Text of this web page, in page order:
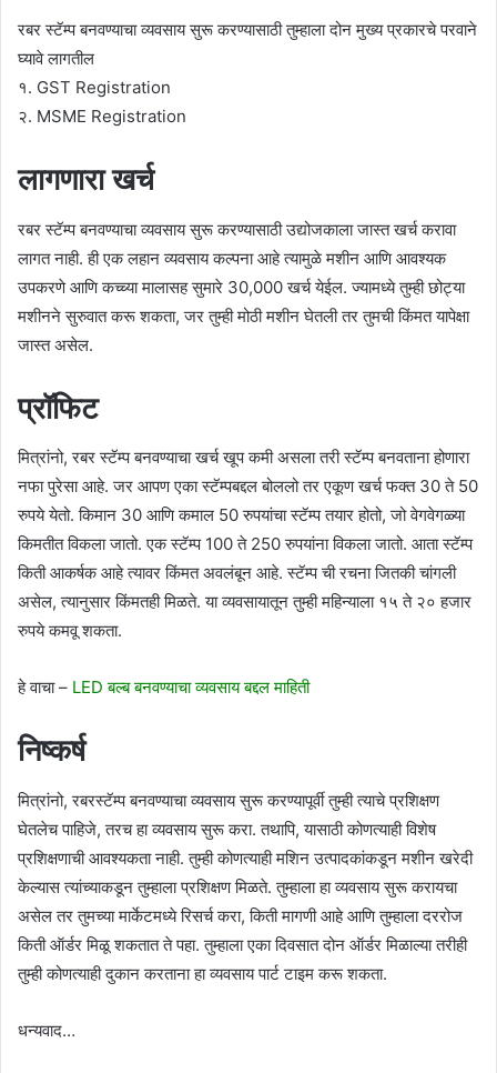
रबर स्टॅम्प बनवण्याचा व्यवसाय सुरू करण्यासाठी तुम्हाला दोन मुख्य प्रकारचे परवाने
घ्यावे लागतील
१. GST Registration
२. MSME Registration
लागणारा खर्च
रबर स्टॅम्प बनवण्याचा व्यवसाय सुरू करण्यासाठी उद्योजकाला जास्त खर्च करावा
लागत नाही. ही एक लहान व्यवसाय कल्पना आहे त्यामुळे मशीन आणि आवश्यक
उपकरणे आणि कच्च्या मालासह सुमारे 30,000 खर्च येईल. ज्यामध्ये तुम्ही छोट्या
मशीनने सुरुवात करू शकता, जर तुम्ही मोठी मशीन घेतली तर तुमची किंमत यापेक्षा
जास्त असेल.
प्रॉफिट
मित्रांनो, रबर स्टॅम्प बनवण्याचा खर्च खूप कमी असला तरी स्टॅम्प बनवताना होणारा
नफा पुरेसा आहे. जर आपण एका स्टॅम्पबद्दल बोललो तर एकूण खर्च फक्त 30 ते 50
रुपये येतो. किमान 30 आणि कमाल 50 रुपयांचा स्टॅम्प तयार होतो, जो वेगवेगळ्या
किमतीत विकला जातो. एक स्टॅम्प 100 ते 250 रुपयांना विकला जातो. आता स्टॅम्प
किती आकर्षक आहे त्यावर किंमत अवलंबून आहे. स्टॅम्प ची रचना जितकी चांगली
असेल, त्यानुसार किंमतही मिळते. या व्यवसायातून तुम्ही महिन्याला १५ ते २० हजार
रुपये कमवू शकता.
हे वाचा – LED बल्ब बनवण्याचा व्यवसाय बद्दल माहिती
निष्कर्ष
मित्रांनो, रबरस्टॅम्प बनवण्याचा व्यवसाय सुरू करण्यापूर्वी तुम्ही त्याचे प्रशिक्षण
घेतलेच पाहिजे, तरच हा व्यवसाय सुरू करा. तथापि, यासाठी कोणत्याही विशेष
प्रशिक्षणाची आवश्यकता नाही. तुम्ही कोणत्याही मशिन उत्पादकांकडून मशीन खरेदी
केल्यास त्यांच्याकडून तुम्हाला प्रशिक्षण मिळते. तुम्हाला हा व्यवसाय सुरू करायचा
असेल तर तुमच्या मार्केटमध्ये रिसर्च करा, किती मागणी आहे आणि तुम्हाला दररोज
किती ऑर्डर मिळू शकतात ते पहा. तुम्हाला एका दिवसात दोन ऑर्डर मिळाल्या तरीही
तुम्ही कोणत्याही दुकान करताना हा व्यवसाय पार्ट टाइम करू शकता.
धन्यवाद…